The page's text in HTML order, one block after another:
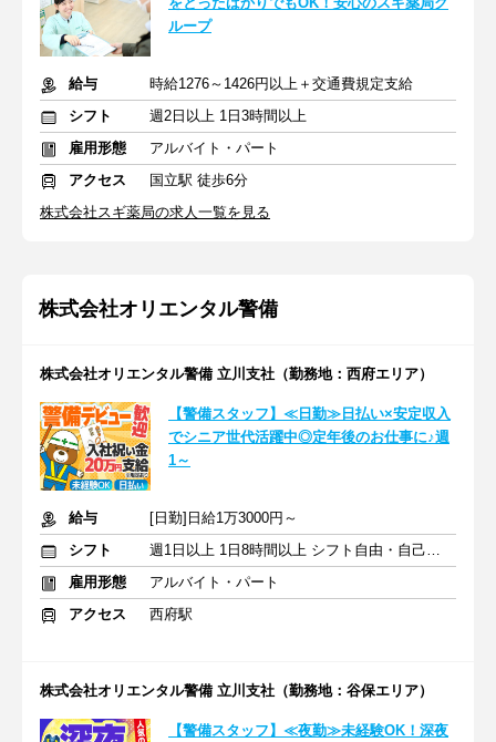
ループ
給与
時給1276～1426円以上＋交通費規定支給
シフト
週2日以上 1日3時間以上
雇用形態
アルバイト・パート
アクセス
国立駅 徒歩6分
株式会社スギ薬局の求人一覧を見る
株式会社オリエンタル警備
株式会社オリエンタル警備 立川支社（勤務地：西府エリア）
【警備スタッフ】≪日勤≫日払い×安定収入
でシニア世代活躍中◎定年後のお仕事に♪週
1～
給与
[日勤]日給1万3000円～
シフト
週1日以上 1日8時間以上 シフト自由・自己申告
雇用形態
アルバイト・パート
アクセス
西府駅
株式会社オリエンタル警備 立川支社（勤務地：谷保エリア）
【警備スタッフ】≪夜勤≫未経験OK！深夜